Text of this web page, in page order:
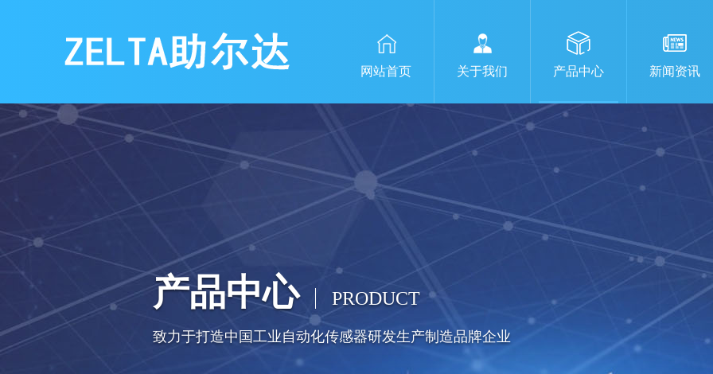
网站首页 关于我们 产品中心 新闻资讯
产品中心 PRODUCT
致力于打造中国工业自动化传感器研发生产制造品牌企业